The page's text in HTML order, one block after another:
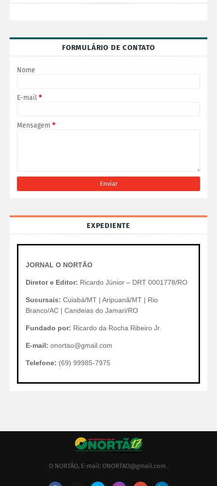
FORMULÁRIO DE CONTATO
Nome
E-mail *
Mensagem *
EXPEDIENTE
JORNAL O NORTÃO
Diretor e Editor: Ricardo Júnior – DRT 0001778/RO
Sucursais: Cuiabá/MT | Aripuanã/MT | Rio
Branco/AC | Candeias do Jamari/RO
Fundado por: Ricardo da Rocha Ribeiro Jr.
E-mail: onortao@gmail.com
Telefone: (69) 99985-7975
O NORTÃO, E-mail: ONORTAO@gmail.com .